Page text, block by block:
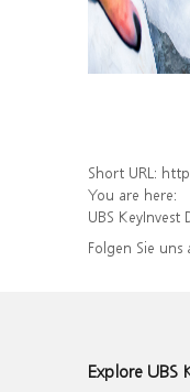
Short URL: https://
You are here:
UBS KeyInvest
Folgen Sie uns
Explore UBS